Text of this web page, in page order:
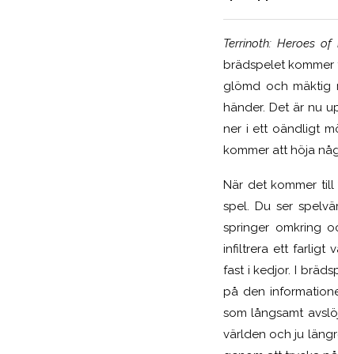
Terrinoth: Heroes of
brädspelet kommer
glömd och mäktig
händer. Det är nu
ner i ett oändligt
kommer att höja
När det kommer till
spel. Du ser
springer omkring
infiltrera ett farligt
fast i kedjor. I
på den
som långsamt
världen och ju